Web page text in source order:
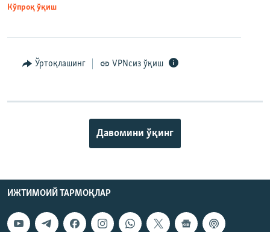
Кўпроқ ўқиш
Ўртоқлашинг VPNсиз ўқиш
Давомини ўқинг
ИЖТИМОИЙ ТАРМОҚЛАР